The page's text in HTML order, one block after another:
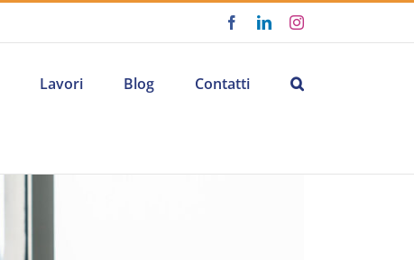
FacebookLinkedInInstagram
Lavori Blog Contatti